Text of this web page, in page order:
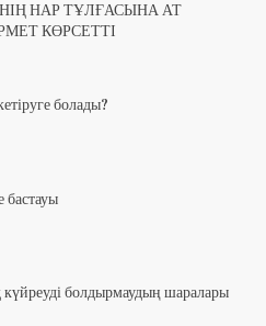
НАР ТҰЛҒАСЫНА АТ
КӨРСЕТТІ
болады?
бастауы
болдырмаудың шаралары